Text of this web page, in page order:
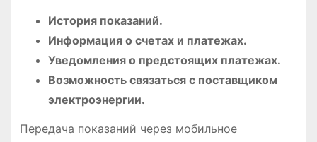
История показаний.
Информация о счетах и платежах.
Уведомления о предстоящих платежах.
Возможность связаться с поставщиком
электроэнергии.
Передача показаний через мобильное